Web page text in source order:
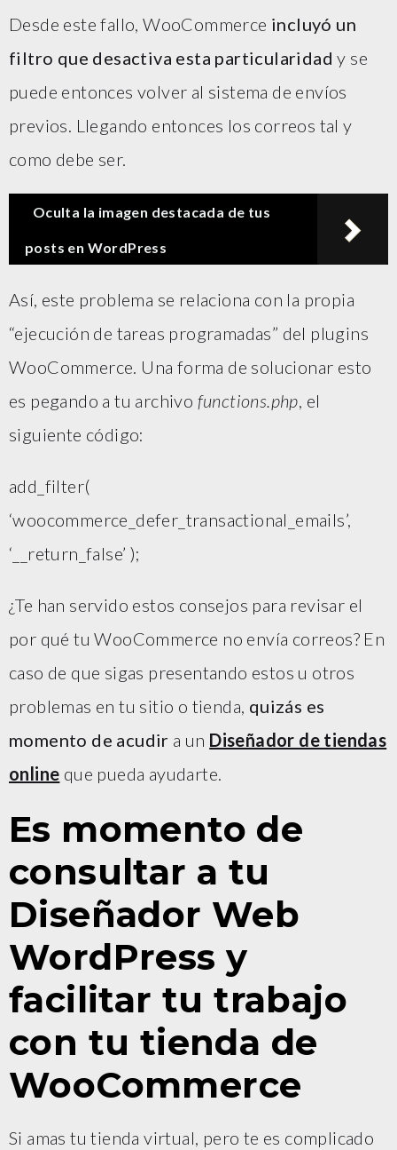
Desde este fallo, WooCommerce incluyó un
filtro que desactiva esta particularidad y se
puede entonces volver al sistema de envíos
previos. Llegando entonces los correos tal y
como debe ser.
Oculta la imagen destacada de tus
posts en WordPress
Así, este problema se relaciona con la propia
“ejecución de tareas programadas” del plugins
WooCommerce. Una forma de solucionar esto
es pegando a tu archivo functions.php, el
siguiente código:
add_filter(
‘woocommerce_defer_transactional_emails’,
‘__return_false’ );
¿Te han servido estos consejos para revisar el
por qué tu WooCommerce no envía correos? En
caso de que sigas presentando estos u otros
problemas en tu sitio o tienda, quizás es
momento de acudir a un Diseñador de tiendas
online que pueda ayudarte.
Es momento de
consultar a tu
Diseñador Web
WordPress y
facilitar tu trabajo
con tu tienda de
WooCommerce
Si amas tu tienda virtual, pero te es complicado